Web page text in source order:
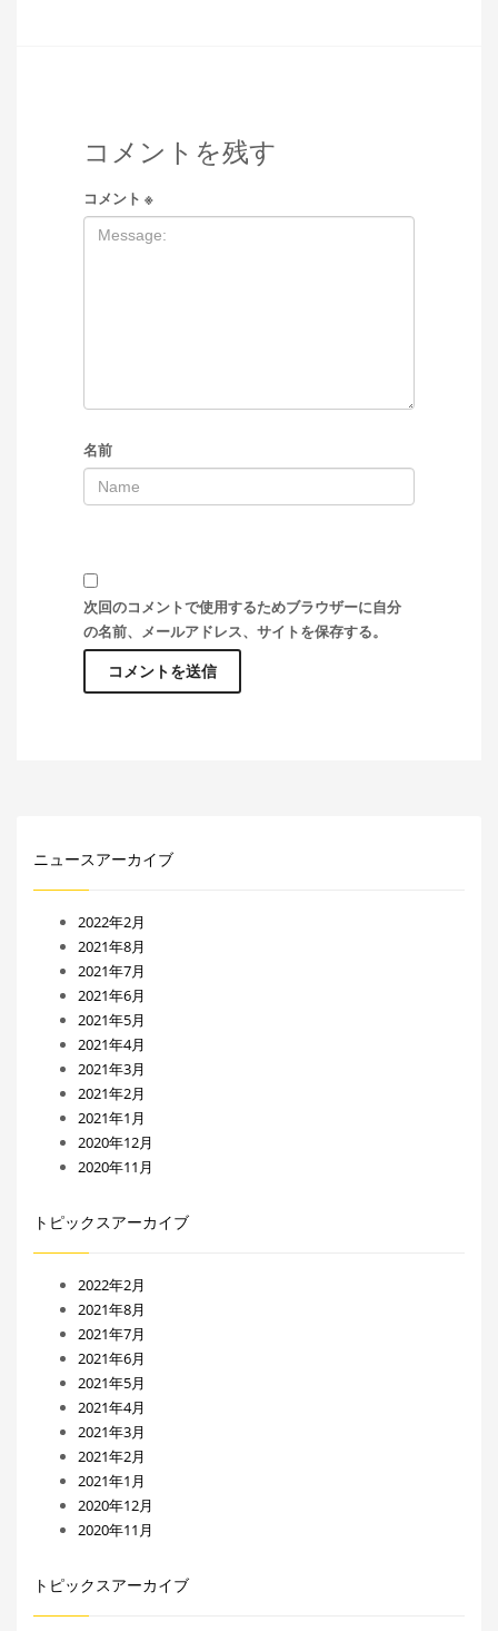
コメントを残す
コメント ※
名前
次回のコメントで使用するためブラウザーに自分
の名前、メールアドレス、サイトを保存する。
ニュースアーカイブ
2022年2月
2021年8月
2021年7月
2021年6月
2021年5月
2021年4月
2021年3月
2021年2月
2021年1月
2020年12月
2020年11月
トピックスアーカイブ
2022年2月
2021年8月
2021年7月
2021年6月
2021年5月
2021年4月
2021年3月
2021年2月
2021年1月
2020年12月
2020年11月
トピックスアーカイブ